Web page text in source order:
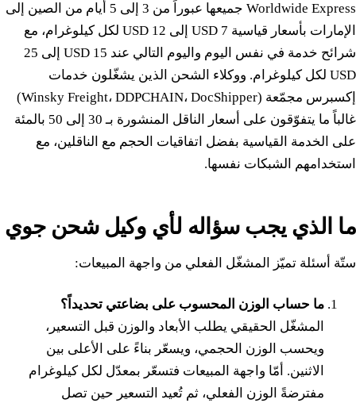
Worldwide Express جميعها عبوراً من 3 إلى 5 أيام من الصين إلى
الإمارات بأسعار قياسية 7 USD إلى 12 USD لكل كيلوغرام، مع
شرائح خدمة في نفس اليوم واليوم التالي عند 15 USD إلى 25
USD لكل كيلوغرام. ووكلاء الشحن الذين يشغّلون خدمات
إكسبرس مجمّعة (Winsky Freight، DDPCHAIN، DocShipper)
غالباً ما يتفوّقون على أسعار الناقل المنشورة بـ 30 إلى 50 بالمئة
على الخدمة القياسية بفضل اتفاقيات الحجم مع الناقلين، مع
استخدامهم الشبكات نفسها.
ما الذي يجب سؤاله لأي وكيل شحن جوي
ستّة أسئلة تميّز المشغّل الفعلي من واجهة المبيعات:
ما حساب الوزن المحسوب على بضاعتي تحديداً؟
المشغّل الحقيقي يطلب الأبعاد والوزن قبل التسعير،
ويحسب الوزن الحجمي، ويسعّر بناءً على الأعلى بين
الاثنين. أمّا واجهة المبيعات فتسعّر بمعدّل لكل كيلوغرام
مفترضةً الوزن الفعلي، ثم تُعيد التسعير حين تصل